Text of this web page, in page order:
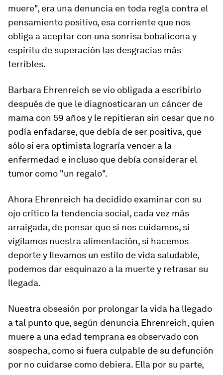
muere", era una denuncia en toda regla contra el
pensamiento positivo, esa corriente que nos
obliga a aceptar con una sonrisa bobalicona y
espíritu de superación las desgracias más
terribles.
Barbara Ehrenreich se vio obligada a escribirlo
después de que le diagnosticaran un cáncer de
mama con 59 años y le repitieran sin cesar que no
podía enfadarse, que debía de ser positiva, que
sólo si era optimista lograría vencer a la
enfermedad e incluso que debía considerar el
tumor como "un regalo".
Ahora Ehrenreich ha decidido examinar con su
ojo crítico la tendencia social, cada vez más
arraigada, de pensar que si nos cuidamos, si
vigilamos nuestra alimentación, si hacemos
deporte y llevamos un estilo de vida saludable,
podemos dar esquinazo a la muerte y retrasar su
llegada.
Nuestra obsesión por prolongar la vida ha llegado
a tal punto que, según denuncia Ehrenreich, quien
muere a una edad temprana es observado con
sospecha, como si fuera culpable de su defunción
por no cuidarse como debiera. Ella por su parte,